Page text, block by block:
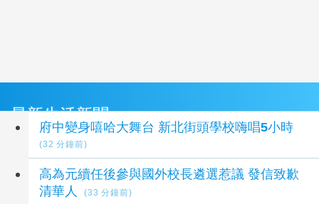
最新生活新聞
府中變身嘻哈大舞台 新北街頭學校嗨唱5小時
(32 分鐘前)
高為元續任後參與國外校長遴選惹議 發信致歉
清華人
(33 分鐘前)